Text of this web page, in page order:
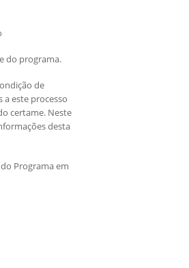
do programa.
de
este processo
certame. Neste
desta
Programa em